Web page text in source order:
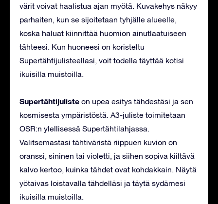
värit voivat haalistua ajan myötä. Kuvakehys näkyy
parhaiten, kun se sijoitetaan tyhjälle alueelle,
koska haluat kiinnittää huomion ainutlaatuiseen
tähteesi. Kun huoneesi on koristeltu
Supertähtijulisteellasi, voit todella täyttää kotisi
ikuisilla muistoilla.
Supertähtijuliste on upea esitys tähdestäsi ja sen
kosmisesta ympäristöstä. A3-juliste toimitetaan
OSR:n ylellisessä Supertähtilahjassa.
Valitsemastasi tähtiväristä riippuen kuvion on
oranssi, sininen tai violetti, ja siihen sopiva kiiltävä
kalvo kertoo, kuinka tähdet ovat kohdakkain. Näytä
yötaivas loistavalla tähdelläsi ja täytä sydämesi
ikuisilla muistoilla.